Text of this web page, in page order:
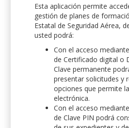
Esta aplicación permite
gestión de planes de
Estatal de Seguridad Aérea,
usted podrá:
Con el acceso
de Certificado digital o
Clave permanente
presentar solicitudes y
opciones que permite
electrónica.
Con el acceso
de Clave PIN podrá